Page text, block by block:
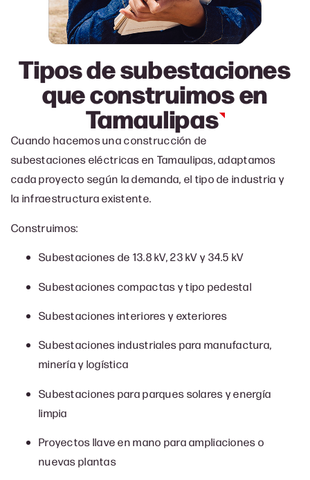
Tipos de subestaciones
que construimos en
Tamaulipas
Cuando hacemos una construcción de
subestaciones eléctricas en Tamaulipas, adaptamos
cada proyecto según la demanda, el tipo de industria y
la infraestructura existente.
Construimos:
Subestaciones de 13.8 kV, 23 kV y 34.5 kV
Subestaciones compactas y tipo pedestal
Subestaciones interiores y exteriores
Subestaciones industriales para manufactura,
minería y logística
Subestaciones para parques solares y energía
limpia
Proyectos llave en mano para ampliaciones o
nuevas plantas